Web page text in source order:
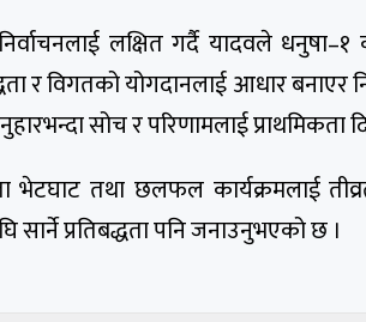
लक्षित गर्दै यादवले
र विगतको योगदानलाई आधार बनाएर
सोच र परिणामलाई प्राथमिकता
भेटघाट तथा छलफल कार्यक्रमलाई
प्रतिबद्धता पनि जनाउनुभएको छ ।